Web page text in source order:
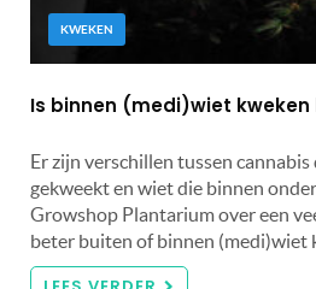
KWEKEN
Is binnen (medi)wiet
Er zijn verschillen tussen
gekweekt en wiet die binnen
Growshop Plantarium over een
beter buiten of binnen (medi)wiet